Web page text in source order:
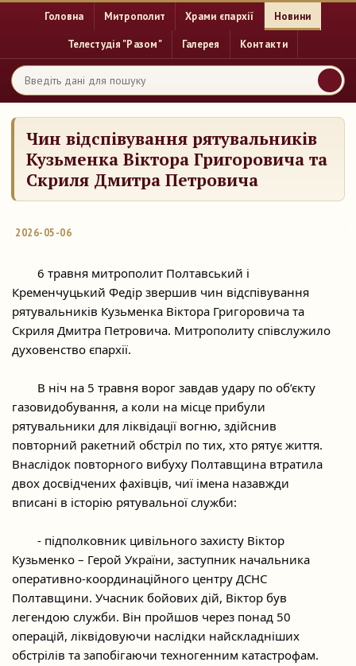
Головна Митрополит Храми єпархії Новини
Телестудія "Разом" Галерея Контакти
Чин відспівування рятувальників
Кузьменка Віктора Григоровича та
Скриля Дмитра Петровича
2026-05-06
Кременчуцький Федір звершив чин відспівування
рятувальників Кузьменка Віктора Григоровича та
Скриля Дмитра Петровича. Митрополиту співслужило
духовенство єпархії.
газовидобування, а коли на місце прибули
рятувальники для ліквідації вогню, здійснив
повторний ракетний обстріл по тих, хто рятує життя.
Внаслідок повторного вибуху Полтавщина втратила
двох досвідчених фахівців, чиї імена назавжди
вписані в історію рятувальної служби:
Кузьменко – Герой України, заступник начальника
оперативно-координаційного центру ДСНС
Полтавщини. Учасник бойових дій, Віктор був
легендою служби. Він пройшов через понад 50
операцій, ліквідовуючи наслідки найскладніших
обстрілів та запобігаючи техногенним катастрофам.